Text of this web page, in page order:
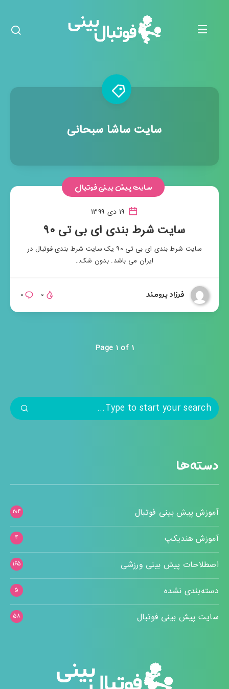
سایت ساشا سبحانی
سایت پیش بینی فوتبال
سایت شرط بندی ای بی تی ۹۰
سایت شرط بندی ای بی تی ۹۰ یک سایت شرط بندی فوتبال در
ایران می باشد. بدون شک…
فرزاد برومند ۰ ۰
Page 1 of 1
دسته‌ها
آموزش پیش بینی فوتبال ۲۰۴
آموزش هندیکپ ۴
اصطلاحات پیش بینی ورزشی ۱۶۵
دسته‌بندی نشده ۵
سایت پیش بینی فوتبال ۵۸